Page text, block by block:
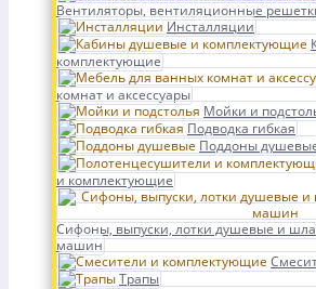
Вентиляторы, вентиляционные
Инсталляции
комплектующие
комнат и аксессуары
Мойки и
Подводка гибкая
Поддоны
и комплектующие
Сифоны, выпуски, лотки душевые и
машин
Трапы